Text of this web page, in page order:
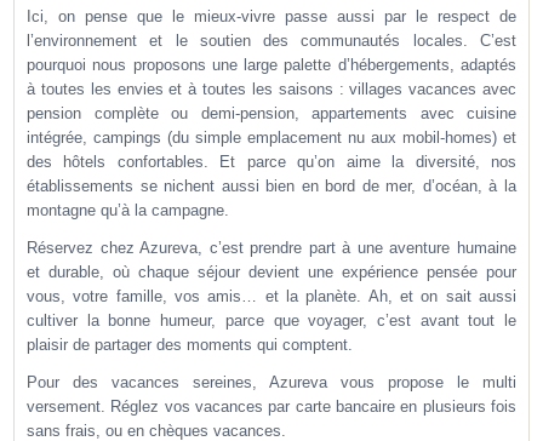
Ici, on pense que le mieux-vivre passe aussi par le respect de
l’environnement et le soutien des communautés locales. C’est
pourquoi nous proposons une large palette d’hébergements, adaptés
à toutes les envies et à toutes les saisons : villages vacances avec
pension complète ou demi-pension, appartements avec cuisine
intégrée, campings (du simple emplacement nu aux mobil-homes) et
des hôtels confortables. Et parce qu’on aime la diversité, nos
établissements se nichent aussi bien en bord de mer, d’océan, à la
montagne qu’à la campagne.
Réservez chez Azureva, c’est prendre part à une aventure humaine
et durable, où chaque séjour devient une expérience pensée pour
vous, votre famille, vos amis… et la planète. Ah, et on sait aussi
cultiver la bonne humeur, parce que voyager, c’est avant tout le
plaisir de partager des moments qui comptent.
Pour des vacances sereines, Azureva vous propose le multi
versement. Réglez vos vacances par carte bancaire en plusieurs fois
sans frais, ou en chèques vacances.